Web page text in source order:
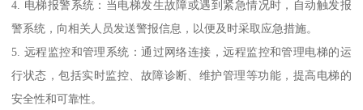
4. 电梯报警系统：当电梯发生故障或遇到紧急情况时，自动触发报
警系统，向相关人员发送警报信息，以便及时采取应急措施。
5. 远程监控和管理系统：通过网络连接，远程监控和管理电梯的运
行状态，包括实时监控、故障诊断、维护管理等功能，提高电梯的
安全性和可靠性。